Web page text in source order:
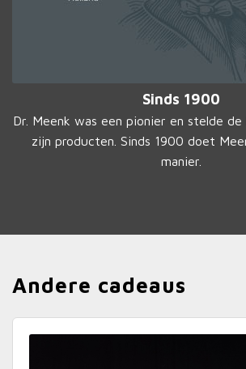
Sinds 1900
Dr. Meenk was een pionier en stelde de
zijn producten. Sinds 1900 doet
manier.
Andere cadeaus